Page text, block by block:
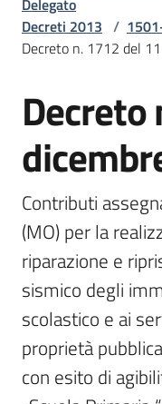
Accesso
Delegato
Decreti 2013 /
Decreto n. 1712 del
Decreto
Contributi
(MO) per la
riparazione e
sismico degli
scolastico e ai
proprietà
con esito di